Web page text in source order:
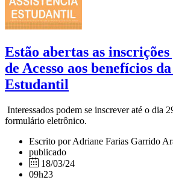
Estão abertas as
de Acesso aos benefícios
Estudantil
Interessados podem se inscrever até o dia
formulário eletrônico.
Escrito por Adriane Farias Garrido
publicado
18/03/24
09h23